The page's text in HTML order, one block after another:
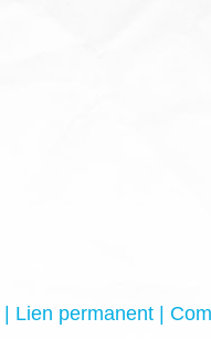
| Lien permanent |